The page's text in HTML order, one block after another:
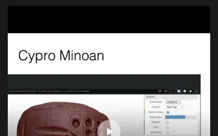
(13/13) Témoignage de Rosamond Brown